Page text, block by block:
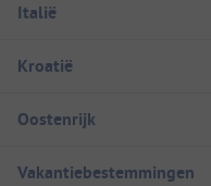
Italië
Kroatië
Oostenrijk
Vakantiebestemmingen